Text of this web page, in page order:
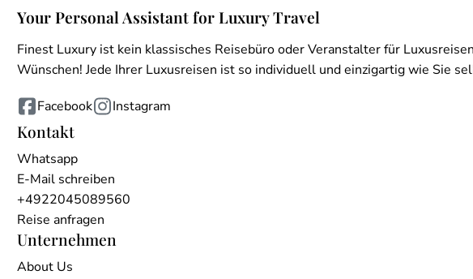
Your Personal Assistant for Luxury Travel
Finest Luxury ist kein klassisches Reisebüro oder Veranstalter für
Wünschen! Jede Ihrer Luxusreisen ist so individuell und einzigartig wie Sie
Facebook Instagram
Kontakt
Whatsapp
E-Mail schreiben
+4922045089560
Reise anfragen
Unternehmen
About Us